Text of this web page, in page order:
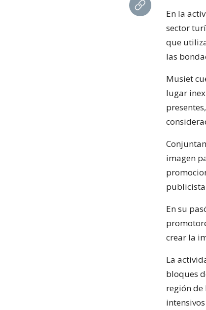
En la
sector
que
las
Musiet
lugar
imagen
En su
crear la
La
bloques
región de